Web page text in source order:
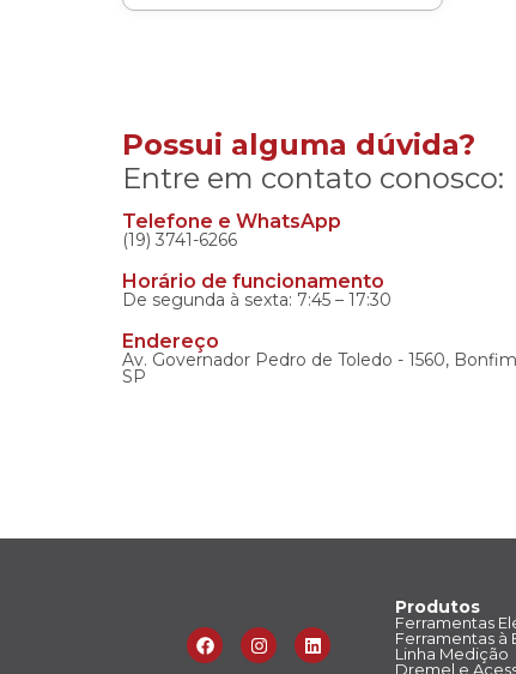
Possui alguma dúvida?
Entre em contato conosco:
Telefone e WhatsApp
(19) 3741-6266
Horário de funcionamento
De segunda à sexta: 7:45 – 17:30
Endereço
Av. Governador Pedro de Toledo - 1560,
SP
Produtos
Ferramentas
Ferramentas à
Linha Medição
Dremel e